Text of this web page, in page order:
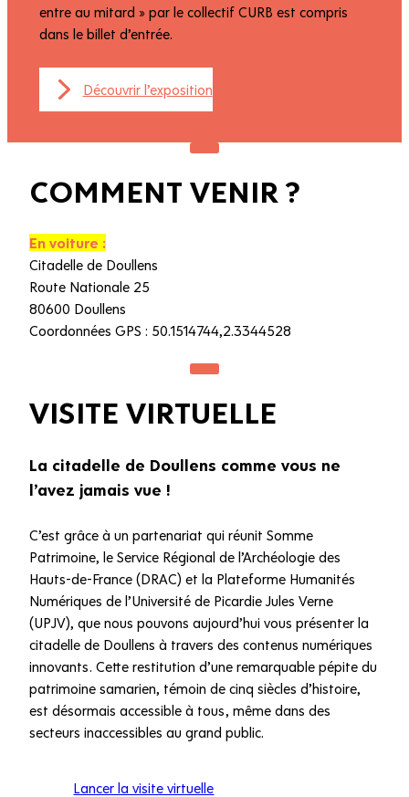
entre au mitard » par le collectif CURB est compris
dans le billet d’entrée.
Découvrir l’exposition
COMMENT VENIR ?
En voiture :
Citadelle de Doullens
Route Nationale 25
80600 Doullens
Coordonnées GPS : 50.1514744,2.3344528
VISITE VIRTUELLE
La citadelle de Doullens comme vous ne
l’avez jamais vue !
C’est grâce à un partenariat qui réunit Somme
Patrimoine, le Service Régional de l’Archéologie des
Hauts-de-France (DRAC) et la Plateforme Humanités
Numériques de l’Université de Picardie Jules Verne
(UPJV), que nous pouvons aujourd’hui vous présenter la
citadelle de Doullens à travers des contenus numériques
innovants. Cette restitution d’une remarquable pépite du
patrimoine samarien, témoin de cinq siècles d’histoire,
est désormais accessible à tous, même dans des
secteurs inaccessibles au grand public.
Lancer la visite virtuelle